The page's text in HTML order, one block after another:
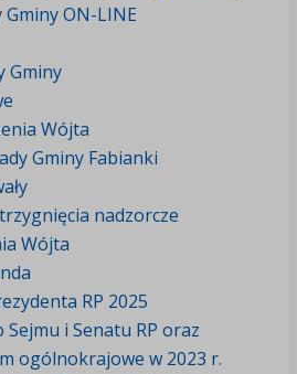
Gminy ON-LINE
Gminy
Wójta
Gminy Fabianki
nadzorcze
Wójta
RP 2025
Sejmu i Senatu RP oraz
ogólnokrajowe w 2023 r.